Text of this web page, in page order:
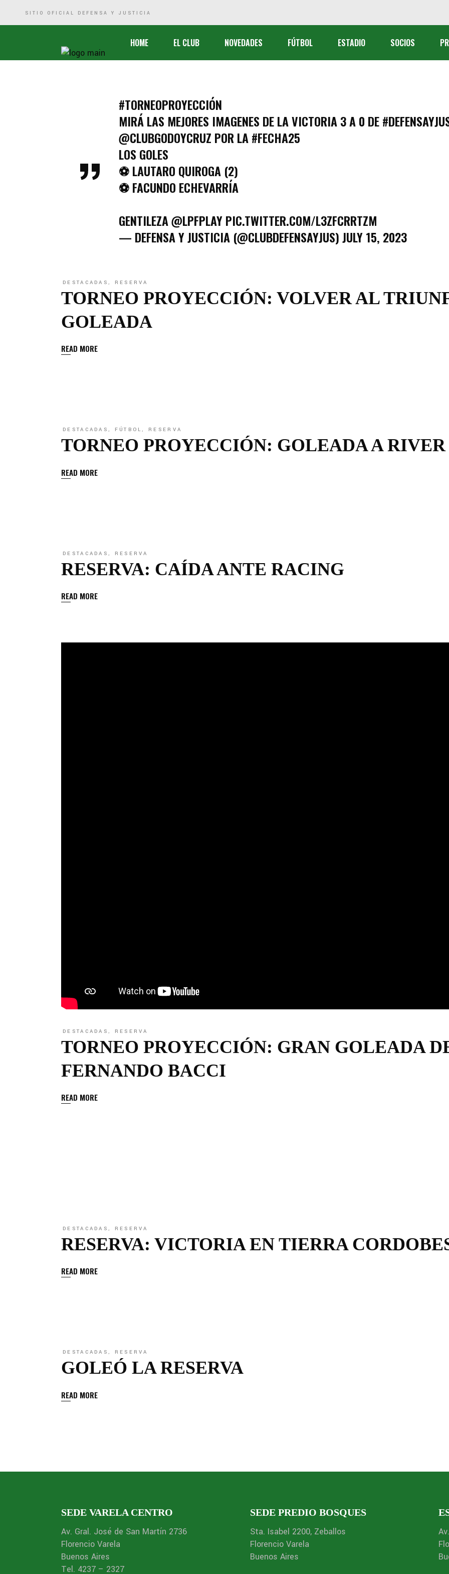
SITIO OFICIAL DEFENSA Y JUSTICIA
HOME EL CLUB
Comisión Directiva
Sede
Marketing
Logros Deportivos
NOVEDADES FÚTBOL
Fútbol Femenino
ESTADIO SOCIOS
Historia
Comisión Directiva
Defensa Social
Logros Deportivos
Biblioteca
Fútbol Profesional
Reserva
#TORNEOPROYECCIÓN
MIRÁ LAS MEJORES IMAGENES DE LA VICTORIA 3 A 0 DE
@CLUBGODOYCRUZ POR LA#FECHA25
LOS GOLES
⚽ LAUTARO QUIROGA (2)
⚽ FACUNDO ECHEVARRÍA
GENTILEZA@LPFPLAYPIC.TWITTER.COM/L3ZFCRRTZM
— DEFENSA Y JUSTICIA (@CLUBDEFENSAYJUS)JULY 15, 2023
DESTACADAS, RESERVA
TORNEO PROYECCIÓN: VOLVER AL
GOLEADA
READ MORE
DESTACADAS, FÚTBOL, RESERVA
TORNEO PROYECCIÓN: GOLEADA A
READ MORE
DESTACADAS , RESERVA
RESERVA: CAÍDA ANTE RACING
READ MORE
DESTACADAS , RESERVA
TORNEO PROYECCIÓN: GRAN GOLEADA
FERNANDO BACCI
READ MORE
DESTACADAS, RESERVA
RESERVA: VICTORIA EN TIERRA
READ MORE
DESTACADAS, RESERVA
GOLEÓ LA RESERVA
READ MORE
SEDE VARELA CENTRO
Av. Gral. José de San Martín 2736
Florencio Varela
Buenos Aires
Tel. 4237 – 2327
SEDE PREDIO BOSQUES
Sta. Isabel 2200, Zeballos
Florencio Varela
Buenos Aires